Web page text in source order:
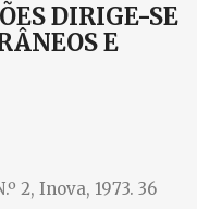
DIRIGE-SE
E
2, Inova, 1973. 36